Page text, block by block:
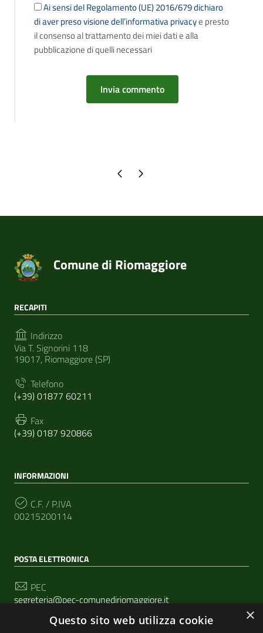
Ai sensi del Regolamento (UE) 2016/679 dichiaro
di aver preso visione dell’informativa privacye presto
il consenso al trattamento dei miei dati e alla
pubblicazione di quelli necessari
Pagina precedente
Pagina successiva
Comune di Riomaggiore
RECAPITI
Indirizzo
Via T. Signorini 118
19017, Riomaggiore (SP)
Telefono
(+39) 01877 60211
Fax
(+39) 0187 920866
INFORMAZIONI
C.F. / P.IVA
00215200114
POSTA ELETTRONICA
PEC
segreteria@pec-comunediriomaggiore.it
Email
×
Questo sito web utilizza cookie